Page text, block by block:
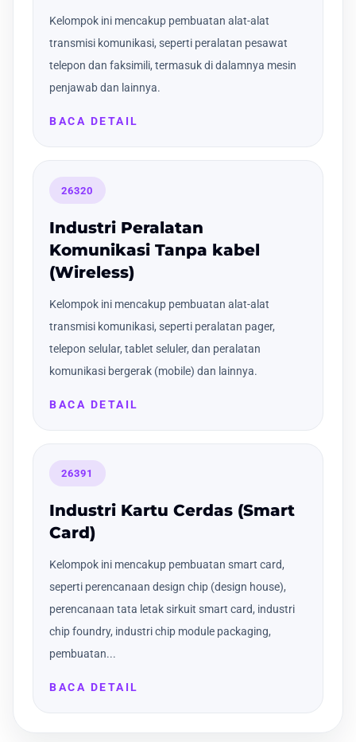
Kelompok ini mencakup pembuatan alat-alat
transmisi komunikasi, seperti peralatan pesawat
telepon dan faksimili, termasuk di dalamnya mesin
penjawab dan lainnya.
BACA DETAIL
26320
Industri Peralatan
Komunikasi Tanpa kabel
(Wireless)
Kelompok ini mencakup pembuatan alat-alat
transmisi komunikasi, seperti peralatan pager,
telepon selular, tablet seluler, dan peralatan
komunikasi bergerak (mobile) dan lainnya.
BACA DETAIL
26391
Industri Kartu Cerdas (Smart
Card)
Kelompok ini mencakup pembuatan smart card,
seperti perencanaan design chip (design house),
perencanaan tata letak sirkuit smart card, industri
chip foundry, industri chip module packaging,
pembuatan...
BACA DETAIL